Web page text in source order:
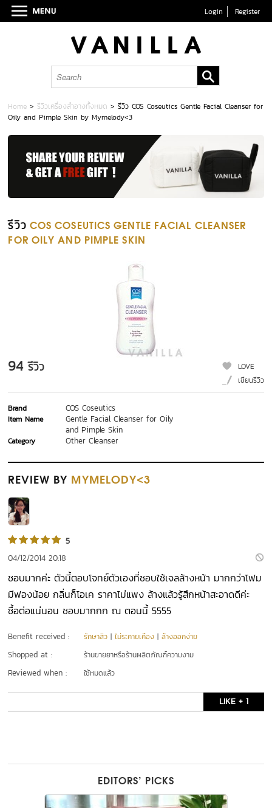
Login Register
Home >รีวิวเครื่องสำอางทั้งหมด >รีวิว COS Coseutics Gentle Facial Cleanser for
Oily and Pimple Skin by Mymelody<3
รีวิว COS COSEUTICS GENTLE FACIAL CLEANSER
FOR OILY AND PIMPLE SKIN
94 รีวิว
LOVE
เขียนรีวิว
Brand COS Coseutics
Item Name
Gentle Facial Cleanser for Oily
and Pimple Skin
Category Other Cleanser
REVIEW BY MYMELODY<3
5
04/12/2014 20:18
ชอบมากค่ะ ตัวนี้ตอบโจทย์ตัวเองที่ชอบใช้เจลล้างหน้า มากกว่าโฟม
มีฟองน้อย กลิ่นก็โอเค ราคาไม่แพง ล้างแล้วรู้สึกหน้าสะอาดดีค่ะ
ซื้อต่อแน่นอน ชอบมากกก ณ ตอนนี้ 5555
Benefit received : รักษาสิว |ไม่ระคายเคือง |ล้างออกง่าย
Shopped at : ร้านขายยาหรือร้านผลิตภัณฑ์ความงาม
Reviewed when : ใช้หมดแล้ว
LIKE + 1
EDITORS’ PICKS